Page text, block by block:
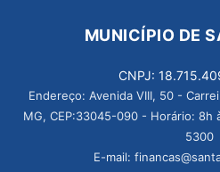
MUNICÍPIO DE
CNPJ:
Endereço: Avenida VIII, 50 -
MG, CEP:33045-090 - Horário: 8h
5300
E-mail: